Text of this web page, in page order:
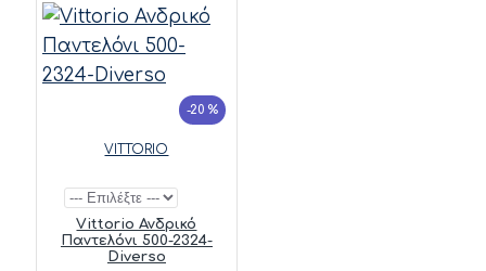
-20 %
VITTORIO
Vittorio Ανδρικό
Παντελόνι 500-2324-
Diverso